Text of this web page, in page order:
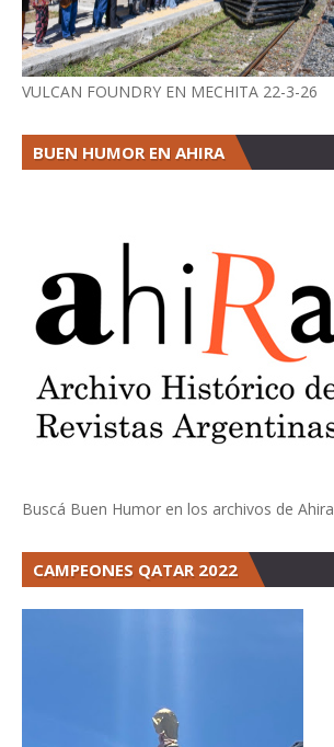
VULCAN FOUNDRY EN MECHITA 22-3-26
BUEN HUMOR EN AHIRA
Buscá Buen Humor en los archivos de Ahira
CAMPEONES QATAR 2022